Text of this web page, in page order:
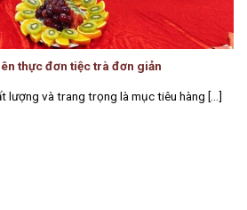
thực đơn tiệc trà đơn giản
lượng và trang trọng là mục tiêu hàng [...]